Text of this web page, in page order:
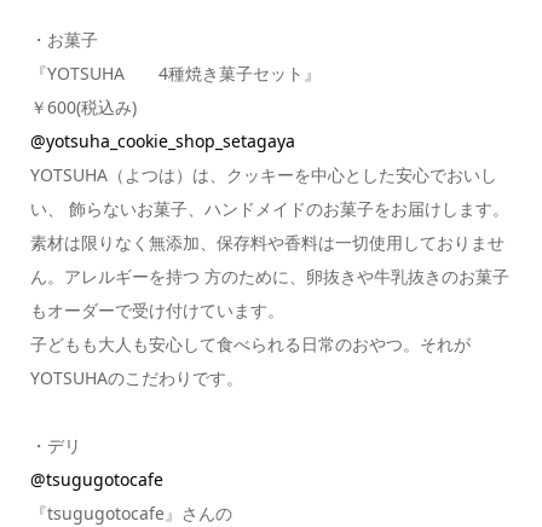
・お菓子
『YOTSUHA 4種焼き菓子セット』
￥600(税込み)
@yotsuha_cookie_shop_setagaya
YOTSUHA（よつは）は、クッキーを中心とした安心でおいし
い、 飾らないお菓子、ハンドメイドのお菓子をお届けします。
素材は限りなく無添加、保存料や香料は一切使用しておりませ
ん。アレルギーを持つ 方のために、卵抜きや牛乳抜きのお菓子
もオーダーで受け付けています。
子どもも大人も安心して食べられる日常のおやつ。それが
YOTSUHAのこだわりです。
・デリ
@tsugugotocafe
『tsugugotocafe』さんの